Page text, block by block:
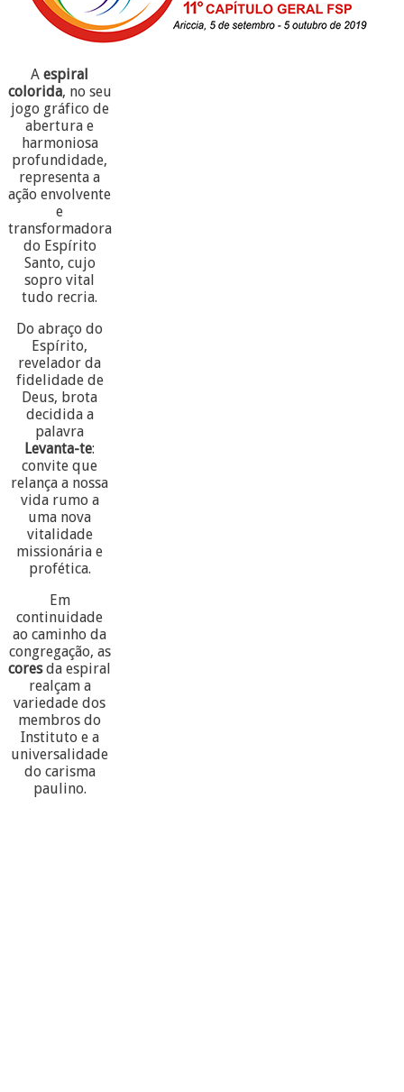
Aespiral
colorida, no seu
jogo gráfico de
abertura e
harmoniosa
profundidade,
representa a
ação envolvente
e
transformadora
do Espírito
Santo, cujo
sopro vital
tudo recria.
Do abraço do
Espírito,
revelador da
fidelidade de
Deus, brota
decidida a
palavra
Levanta-te:
convite que
relança a nossa
vida rumo a
uma nova
vitalidade
missionária e
profética.
Em
continuidade
ao caminho da
congregação, as
coresda espiral
realçam a
variedade dos
membros do
Instituto e a
universalidade
do carisma
paulino.